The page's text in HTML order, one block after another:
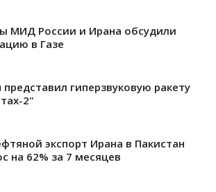
МИД России и Ирана обсудили
в Газе
представил гиперзвуковую ракету
2"
экспорт Ирана в Пакистан
на 62% за 7 месяцев